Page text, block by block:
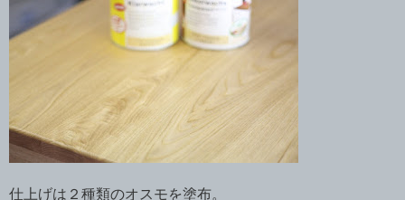
仕上げは２種類のオスモを塗布。